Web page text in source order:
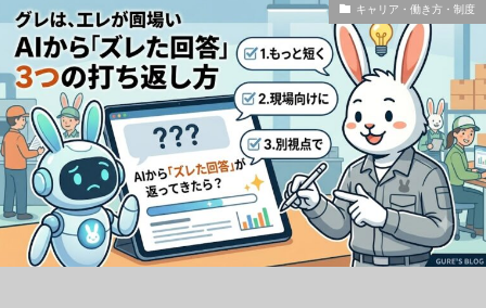
キャリア・働き方・制度